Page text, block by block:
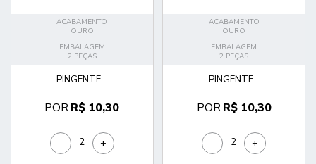
ACABAMENTO
OURO
EMBALAGEM
2 PEÇAS
PINGENTE...
PORR$ 10,30
- +
ACABAMENTO
OURO
EMBALAGEM
2 PEÇAS
PINGENTE...
PORR$ 10,30
- +